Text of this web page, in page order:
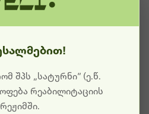
ამჟამად
განახლება და ტექნიკური
იქნება. გმადლობთ
შპს „სატურნი“ (ე.წ.
რეაბილიტაციის
რეჟიმში.